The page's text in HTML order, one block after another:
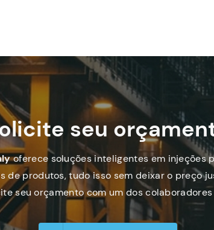
seu
oferece soluções inteligentes em injeções
de produtos, tudo isso sem deixar o preço
seu orçamento com um dos